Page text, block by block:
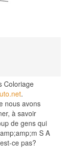
Coloriage
.
nous avons
à savoir
de gens qui
S A
ce pas?